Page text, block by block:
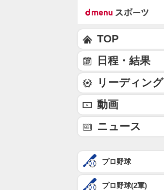
TOP
日程・結果
リーディング
動画
ニュース
プロ野球
プロ野球(2軍)